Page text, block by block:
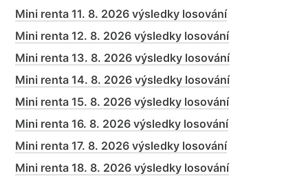
Mini renta 11. 8. 2026 výsledky losování
Mini renta 12. 8. 2026 výsledky losování
Mini renta 13. 8. 2026 výsledky losování
Mini renta 14. 8. 2026 výsledky losování
Mini renta 15. 8. 2026 výsledky losování
Mini renta 16. 8. 2026 výsledky losování
Mini renta 17. 8. 2026 výsledky losování
Mini renta 18. 8. 2026 výsledky losování